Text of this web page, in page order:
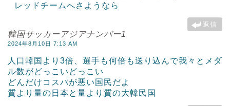
レッドチームへさようなら
返信
韓国サッカーアジアナンバー1
2024年8月10日 7:13 AM
人口韓国より3倍、選手も何倍も送り込んで我々とメダ
ル数がどっこいどっこい
どんだけコスパが悪い国民だよ
質より量の日本と量より質の大韓民国